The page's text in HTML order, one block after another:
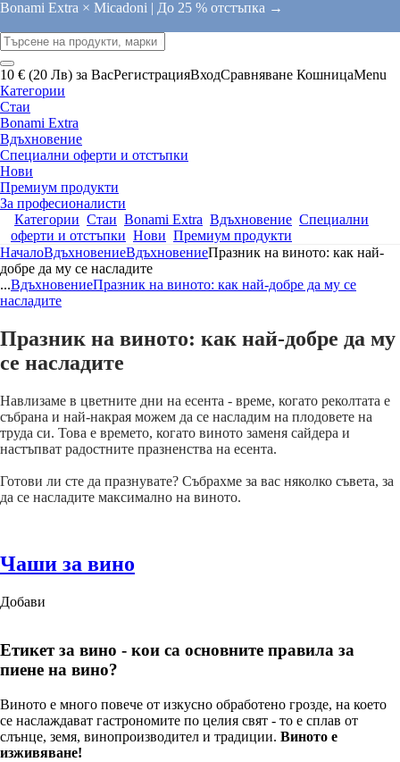
Bonami Extra × Micadoni | До 25 % отстъпка →
10 € (20 Лв) за ВасРегистрацияВходСравняване КошницаMenu
Категории
Стаи
Bonami Extra
Вдъхновение
Специални оферти и отстъпки
Нови
Премиум продукти
За професионалисти
Категории Стаи Bonami Extra Вдъхновение Специални
оферти и отстъпки Нови Премиум продукти
НачалоВдъхновениеВдъхновениеПразник на виното: как най-
добре да му се насладите
...ВдъхновениеПразник на виното: как най-добре да му се
насладите
Празник на виното: как най-добре да му
се насладите
Навлизаме в цветните дни на есента - време, когато реколтата е
събрана и най-накрая можем да се насладим на плодовете на
труда си. Това е времето, когато виното заменя сайдера и
настъпват радостните празненства на есента.
Готови ли сте да празнувате? Събрахме за вас няколко съвета, за
да се насладите максимално на виното.
Чаши за вино
Добави
Етикет за вино - кои са основните правила за
пиене на вино?
Виното е много повече от изкусно обработено грозде, на което
се наслаждават гастрономите по целия свят - то е сплав от
слънце, земя, винопроизводител и традиции. Виното е
изживяване!